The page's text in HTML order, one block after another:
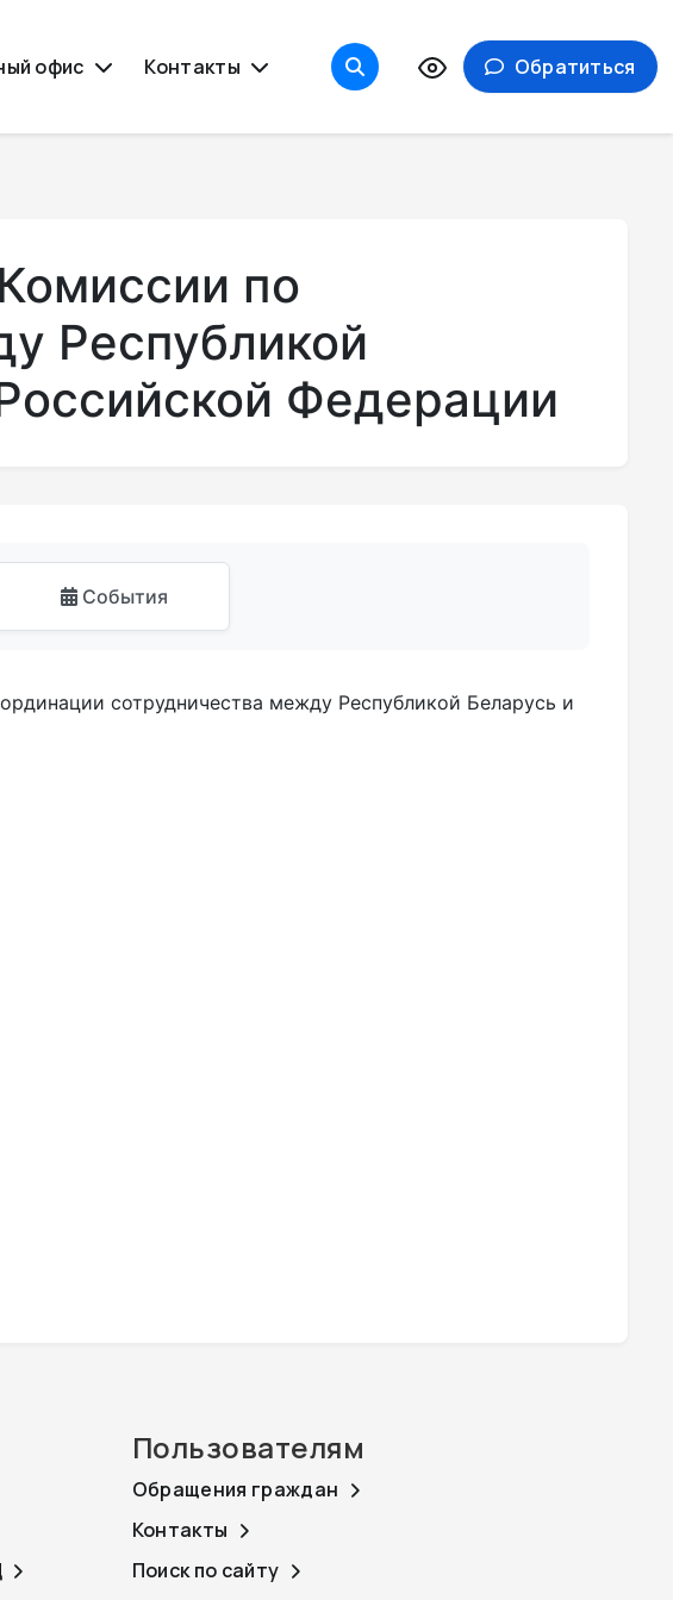
офис Контакты Обратиться
по
Республикой
Федерации
События
сотрудничества между Республикой Беларусь и
Пользователям
Обращения граждан
Контакты
Поиск по сайту